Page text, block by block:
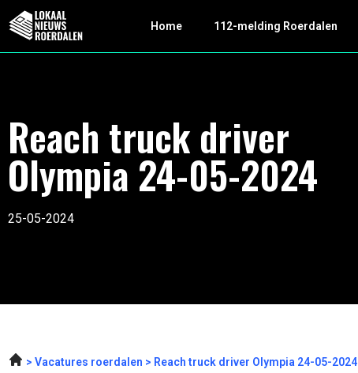
Home 112-melding Roerdalen
Reach truck driver
Olympia 24-05-2024
25-05-2024
Vacatures roerdalen Reach truck driver Olympia 24-05-2024